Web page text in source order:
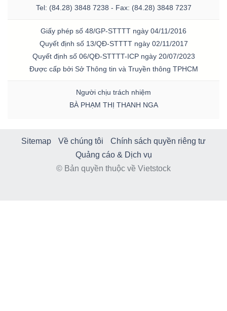
Tel: (84.28) 3848 7238 - Fax: (84.28) 3848 7237
Giấy phép số 48/GP-STTTT ngày 04/11/2016
Quyết định số 13/QĐ-STTTT ngày 02/11/2017
Quyết định số 06/QĐ-STTTT-ICP ngày 20/07/2023
Được cấp bởi Sở Thông tin và Truyền thông TPHCM
Người chịu trách nhiệm
BÀ PHẠM THỊ THANH NGA
Sitemap Về chúng tôi
Chính sách quyền riêng tư
Quảng cáo & Dịch vụ
© Bản quyền thuộc về Vietstock